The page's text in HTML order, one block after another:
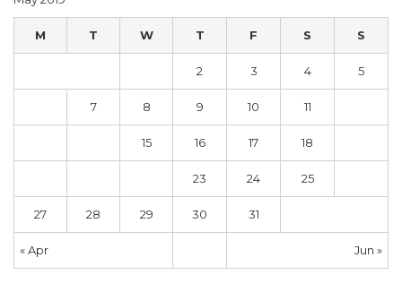
M T W T F S S
« Apr Jun »
2 3 4 5
7 8 9 10 11
15 16 17 18
23 24 25
27 28 29 30 31